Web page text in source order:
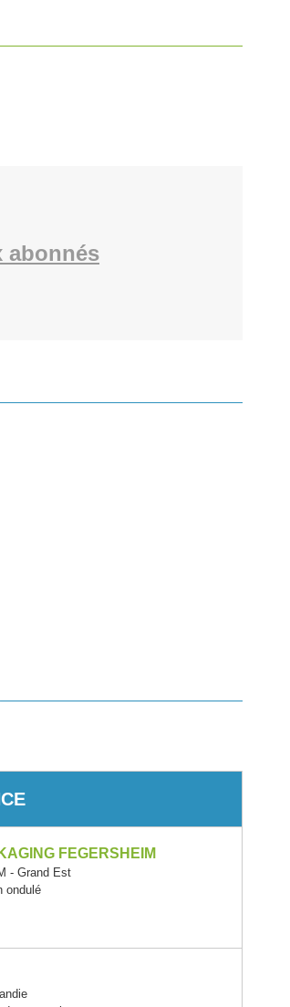
abonnés
FEGERSHEIM
- Grand Est
ondulé